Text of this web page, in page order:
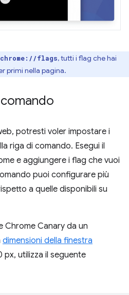
chrome://flags, tutti i flag che hai
primi nella pagina.
potresti voler impostare i
riga di comando. Esegui il
e aggiungere i flag che vuoi
puoi configurare più
a quelle disponibili su
Chrome Canary da un
dimensioni della finestra
px, utilizza il seguente